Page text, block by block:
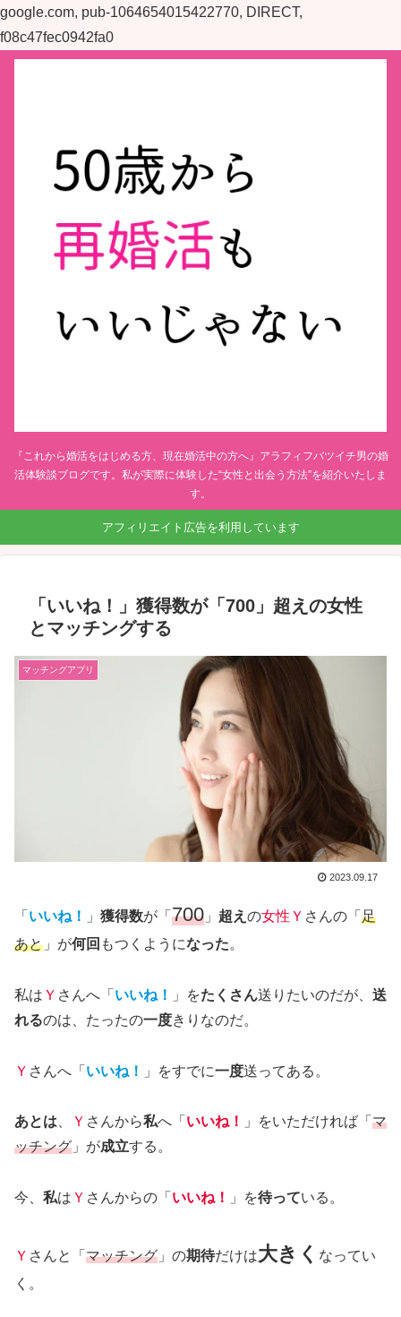
google.com, pub-1064654015422770, DIRECT,
f08c47fec0942fa0
『これから婚活をはじめる方、現在婚活中の方へ』アラフィフバツイチ男の婚
活体験談ブログです。私が実際に体験した“女性と出会う方法”を紹介いたしま
す。
アフィリエイト広告を利用しています
「いいね！」獲得数が「700」超えの女性
とマッチングする
マッチングアプリ
2023.09.17
「 いいね！ 」 獲得数が「 700 」 超え の女性Ｙ さんの「 足
あと 」が何回 もつくようになった。
私は Ｙ さんへ「 いいね！ 」をたくさん送りたいのだが、 送
れるのは、たったの一度きりなのだ。
Ｙ さんへ「 いいね！ 」をすでに一度送ってある。
あとは、 Ｙ さんから私へ「 いいね！ 」をいただければ「 マ
ッチング 」が成立する。
今、 私は Ｙ さんからの「 いいね！ 」を待っている。
Ｙ さんと「 マッチング 」の期待だけは大きく なってい
く。